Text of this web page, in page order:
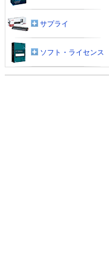
サプライ
ソフト・ライセンス